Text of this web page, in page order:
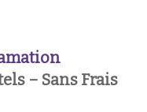
– Sans Frais